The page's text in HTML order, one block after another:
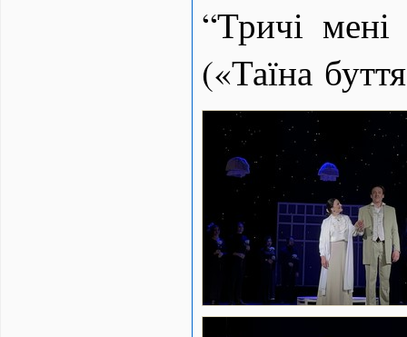
“Тричі
(«Таїна